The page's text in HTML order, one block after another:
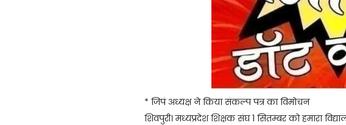
* जिपं अध्यक्ष ने किया संकल्प पत्र का विमोचन
शिवपुरी। मध्यप्रदेश शिक्षक संघ 1 सितम्बर को हमारा